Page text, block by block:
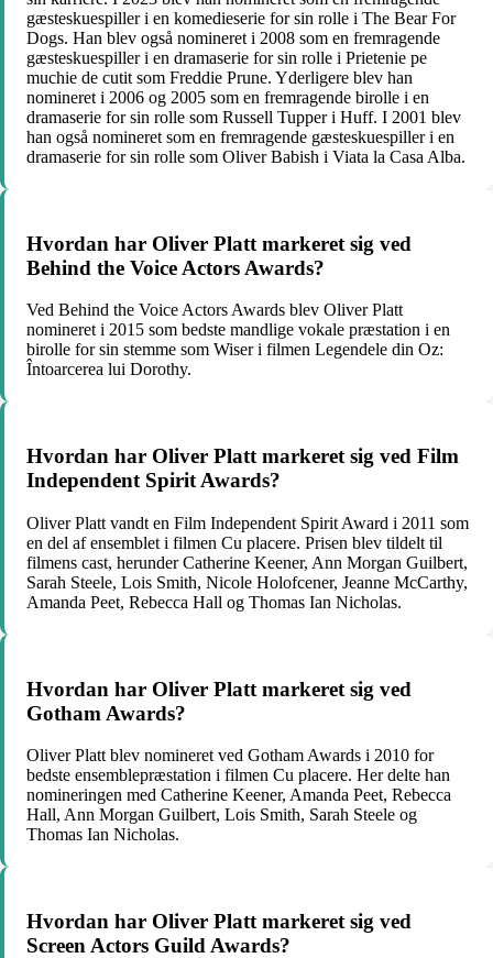
gæsteskuespiller i en komedieserie for sin rolle i The Bear For
Dogs. Han blev også nomineret i 2008 som en fremragende
gæsteskuespiller i en dramaserie for sin rolle i Prietenie pe
muchie de cutit som Freddie Prune. Yderligere blev han
nomineret i 2006 og 2005 som en fremragende birolle i en
dramaserie for sin rolle som Russell Tupper i Huff. I 2001 blev
han også nomineret som en fremragende gæsteskuespiller i en
dramaserie for sin rolle som Oliver Babish i Viata la Casa Alba.
Hvordan har Oliver Platt markeret sig ved
Behind the Voice Actors Awards?
Ved Behind the Voice Actors Awards blev Oliver Platt
nomineret i 2015 som bedste mandlige vokale præstation i en
birolle for sin stemme som Wiser i filmen Legendele din Oz:
Întoarcerea lui Dorothy.
Hvordan har Oliver Platt markeret sig ved Film
Independent Spirit Awards?
Oliver Platt vandt en Film Independent Spirit Award i 2011 som
en del af ensemblet i filmen Cu placere. Prisen blev tildelt til
filmens cast, herunder Catherine Keener, Ann Morgan Guilbert,
Sarah Steele, Lois Smith, Nicole Holofcener, Jeanne McCarthy,
Amanda Peet, Rebecca Hall og Thomas Ian Nicholas.
Hvordan har Oliver Platt markeret sig ved
Gotham Awards?
Oliver Platt blev nomineret ved Gotham Awards i 2010 for
bedste ensemblepræstation i filmen Cu placere. Her delte han
nomineringen med Catherine Keener, Amanda Peet, Rebecca
Hall, Ann Morgan Guilbert, Lois Smith, Sarah Steele og
Thomas Ian Nicholas.
Hvordan har Oliver Platt markeret sig ved
Screen Actors Guild Awards?